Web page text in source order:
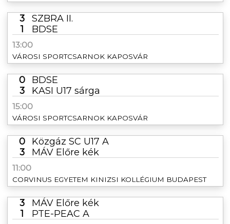
3
SZBRA II.
1
BDSE
13:00
VÁROSI SPORTCSARNOK KAPOSVÁR
0
BDSE
3
KASI U17 sárga
15:00
VÁROSI SPORTCSARNOK KAPOSVÁR
0
Közgáz SC U17 A
3
MÁV Előre kék
11:00
CORVINUS EGYETEM KINIZSI KOLLÉGIUM BUDAPEST
3
MÁV Előre kék
1
PTE-PEAC A